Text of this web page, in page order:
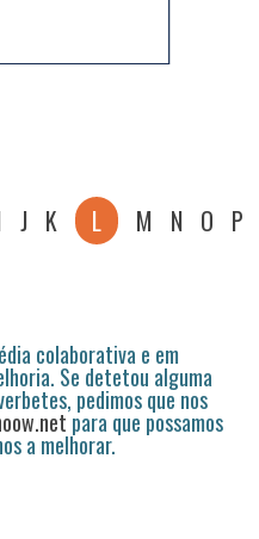
J K L M N O P
colaborativa e em
Se detetou alguma
pedimos que nos
para que possamos
a melhorar.